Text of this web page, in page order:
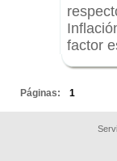
factor
Páginas: 1